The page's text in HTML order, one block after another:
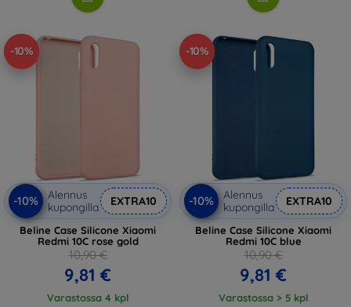
-10%
-10%
Alennus
kupongilla
EXTRA10
Beline Case Silicone Xiaomi
Redmi 10C rose gold
10,90 €
9,81 €
Varastossa 4 kpl
-10%
-10%
Alennus
kupongilla
EXTRA10
Beline Case Silicone Xiaomi
Redmi 10C blue
10,90 €
9,81 €
Varastossa > 5 kpl